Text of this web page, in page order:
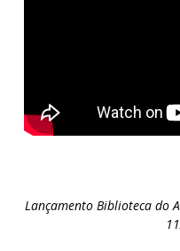
Lançamento Biblioteca do